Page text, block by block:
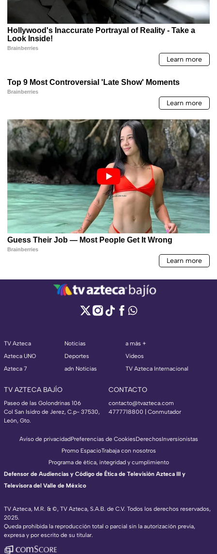
TV Azteca
Azteca UNO
Azteca 7
Noticias
Deportes
adn Noticias
a más +
Videos
TV Azteca Internacional
TV AZTECA BAJÍO
Paseo de las Golondrinas 106
Col San Isidro de Jerez, C.p- 37530,
León, Gto.
CONTACTO
contacto@tvazteca.com
4777718800 | Conmutador
TV Azteca, M.R. & ©, TV Azteca, S.A.B. de C.V. Todos los derechos reservados,
2025.
Queda prohibida la reproducción total o parcial sin la autorización previa,
expresa y por escrito de su titular.
Aviso de privacidadPreferencias de CookiesDerechosInversionistas
Promo EspacioTrabaja con nosotros
Programa de ética, integridad y cumplimiento
Defensor de Audiencias y Código de Ética de Televisión Azteca III y
Televisora del Valle de México